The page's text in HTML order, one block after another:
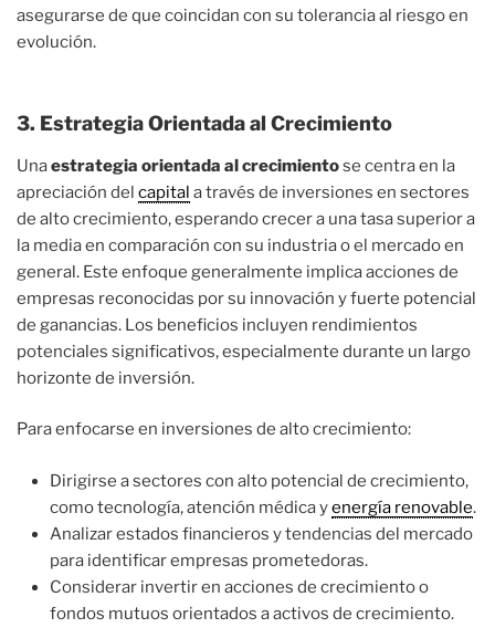
asegurarse de que coincidan con su tolerancia al riesgo en
evolución.
3. Estrategia Orientada al Crecimiento
Unaestrategia orientada al crecimientose centra en la
apreciación del capital a través de inversiones en sectores
de alto crecimiento, esperando crecer a una tasa superior a
la media en comparación con su industria o el mercado en
general. Este enfoque generalmente implica acciones de
empresas reconocidas por su innovación y fuerte potencial
de ganancias. Los beneficios incluyen rendimientos
potenciales significativos, especialmente durante un largo
horizonte de inversión.
Para enfocarse en inversiones de alto crecimiento:
Dirigirse a sectores con alto potencial de crecimiento,
como tecnología, atención médica yenergía renovable.
Analizar estados financieros y tendencias del mercado
para identificar empresas prometedoras.
Considerar invertir en acciones de crecimiento o
fondos mutuos orientados a activos de crecimiento.